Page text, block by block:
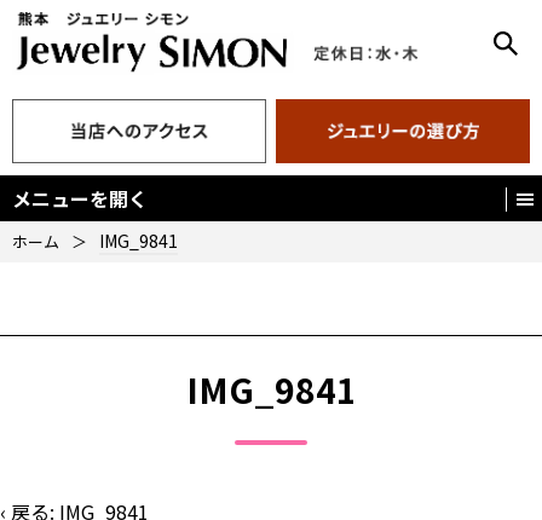
メニューを開く
ホーム ＞ IMG_9841
IMG_9841
‹ 戻る: IMG_9841